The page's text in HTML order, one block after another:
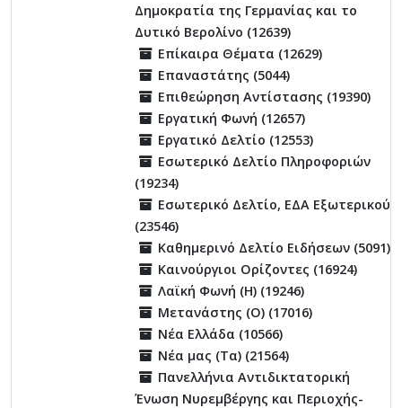
Δημοκρατία της Γερμανίας και το
Δυτικό Βερολίνο (12639)
Επίκαιρα Θέματα (12629)
Επαναστάτης (5044)
Επιθεώρηση Αντίστασης (19390)
Εργατική Φωνή (12657)
Εργατικό Δελτίο (12553)
Εσωτερικό Δελτίο Πληροφοριών
(19234)
Εσωτερικό Δελτίο, ΕΔΑ Εξωτερικού
(23546)
Καθημερινό Δελτίο Ειδήσεων (5091)
Καινούργιοι Ορίζοντες (16924)
Λαϊκή Φωνή (Η) (19246)
Μετανάστης (Ο) (17016)
Νέα Ελλάδα (10566)
Νέα μας (Τα) (21564)
Πανελλήνια Αντιδικτατορική
Ένωση Νυρεμβέργης και Περιοχής-